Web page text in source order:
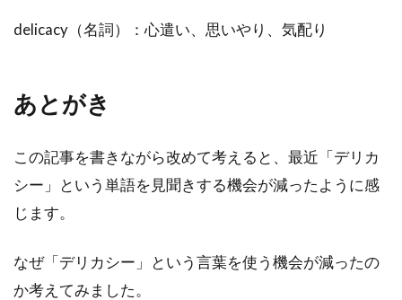
delicacy（名詞）：心遣い、思いやり、気配り
あとがき
この記事を書きながら改めて考えると、最近「デリカ
シー」という単語を見聞きする機会が減ったように感
じます。
なぜ「デリカシー」という言葉を使う機会が減ったの
か考えてみました。